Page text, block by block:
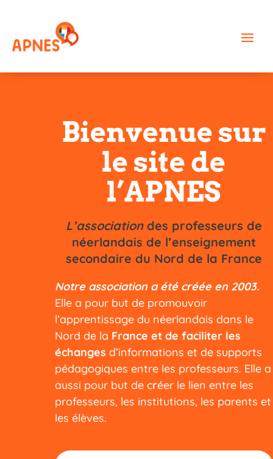
Bienvenue sur
le site de
l’APNES
L’associationdes professeurs de
néerlandais de l’enseignement
secondaire du Nord de la France
Notre association a été créée en 2003.
Elle a pour but de promouvoir
l’apprentissage du néerlandais dans le
Nord de la France et de faciliter les
échanges d’informations et de supports
pédagogiques entre les professeurs. Elle a
aussi pour but de créer le lien entre les
professeurs, les institutions, les parents et
les élèves.